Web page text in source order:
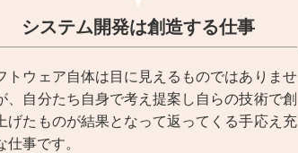
システム開発は創造する仕事
トウェア自体は目に見えるものではありませ
、自分たち自身で考え提案し自らの技術で創
げたものが結果となって返ってくる手応え充
仕事です。